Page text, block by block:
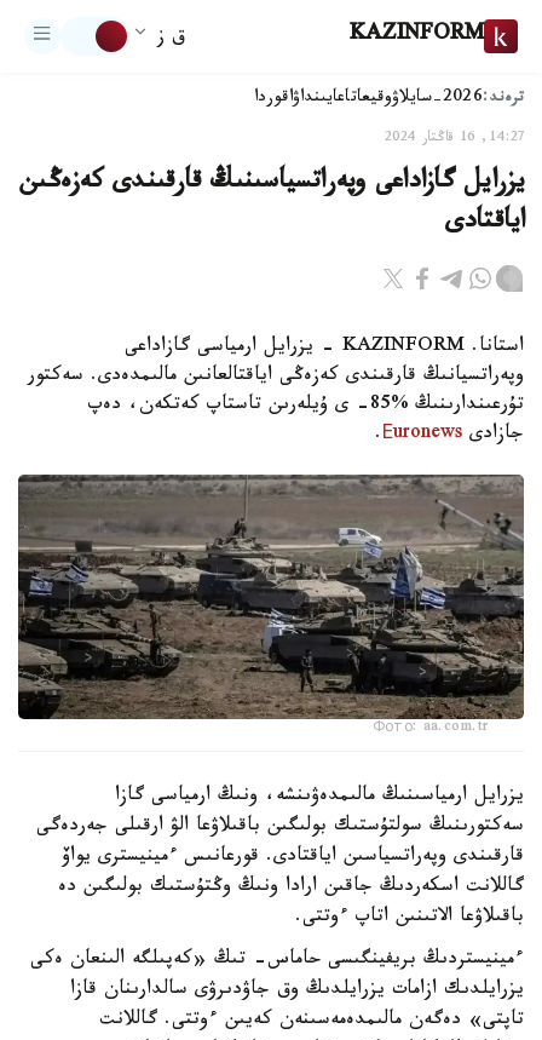
KAZINFORM ق ز
ترەند:2026-سايلاۋ وقيعاتاعايىنداۋاقوردا
14:27, 16 قاڭتار 2024
يزرايل گازاداعى وپەراتسياسىنىڭ قارقىندى كەزەڭىن
اياقتادى
استانا. KAZINFORM - يزرايل ارمياسى گازاداعى
وپەراتسيانىڭ قارقىندى كەزەڭى اياقتالعانىن مالىمدەدى. سەكتور
تۇرعىندارىنىڭ %85- ى ۇيلەرىن تاستاپ كەتكەن، دەپ
جازادى Еuronews
.
Фото: aa.com.tr
يزرايل ارمياسىنىڭ مالىمدەۋىنشە، ونىڭ ارمياسى گازا
سەكتورىنىڭ سولتۇستىك بولىگىن باقىلاۋعا الۋ ارقىلى جەردەگى
قارقىندى وپەراتسياسىن اياقتادى. قورعانىس ءمينيسترى يواۆ
گاللانت اسكەردىڭ جاقىن ارادا ونىڭ وڭتۇستىك بولىگىن دە
باقىلاۋعا الاتىنىن اتاپ ءوتتى.
ءمينيستردىڭ بريفينگىسى حاماس- تىڭ «كەپىلگە الىنعان ەكى
يزرايلدىك ازامات يزرايلدىڭ وق جاۋدىرۋى سالدارىنان قازا
تاپتى» دەگەن مالىمدەمەسىنەن كەيىن ءوتتى. گاللانت